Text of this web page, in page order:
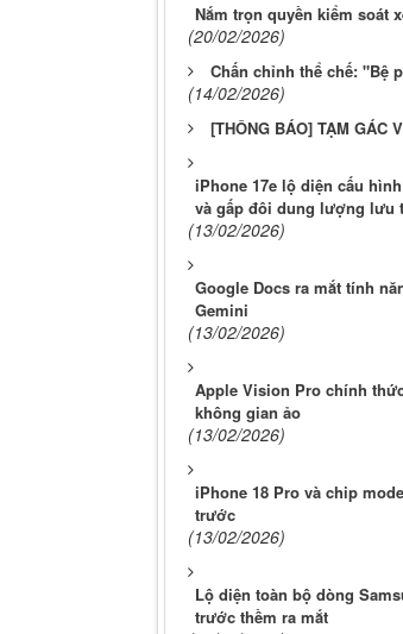
Nắm trọn quyền kiểm soát
(20/02/2026)
Chấn chỉnh thể chế: "Bệ
(14/02/2026)
[THÔNG BÁO] TẠM GÁC
iPhone 17e lộ diện cấu
và gấp đôi dung lượng lưu
(13/02/2026)
Google Docs ra mắt tính
Gemini
(13/02/2026)
Apple Vision Pro chính
không gian ảo
(13/02/2026)
iPhone 18 Pro và chip
trước
(13/02/2026)
Lộ diện toàn bộ dòng
trước thềm ra mắt